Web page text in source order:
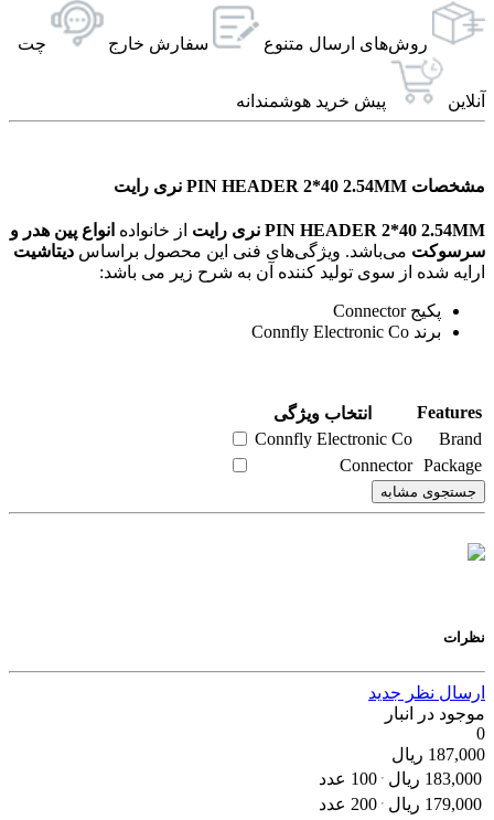
روش‌های ارسال‌ متنوع سفارش خارج چت
آنلاین پیش خرید هوشمندانه
مشخصات PIN HEADER 2*40 2.54MM نری رایت
PIN HEADER 2*40 2.54MM نری رایت از خانواده انواع پین هدر و
سرسوکت
دیتاشیت
ارایه شده از سوی تولید کننده آن به شرح زیر می باشد:
پکیج Connector
برند Connfly Electronic Co
Features
انتخاب ویژگی
Brand
Connfly Electronic Co
Package
Connector
جستجوی مشابه
نظرات
ارسال نظر جدید
موجود در انبار
0
187,000 ریال
183,000 ریال
100 عدد
179,000 ریال 200 عدد